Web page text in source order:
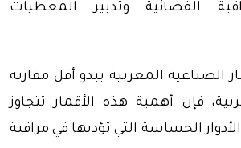
الفضائية وتدبير المعطيات
الصناعية المغربية يبدو أقل مقارنة
فإن أهمية هذه الأقمار تتجاوز
الأدوار الحساسة التي تؤديها في مراقبة